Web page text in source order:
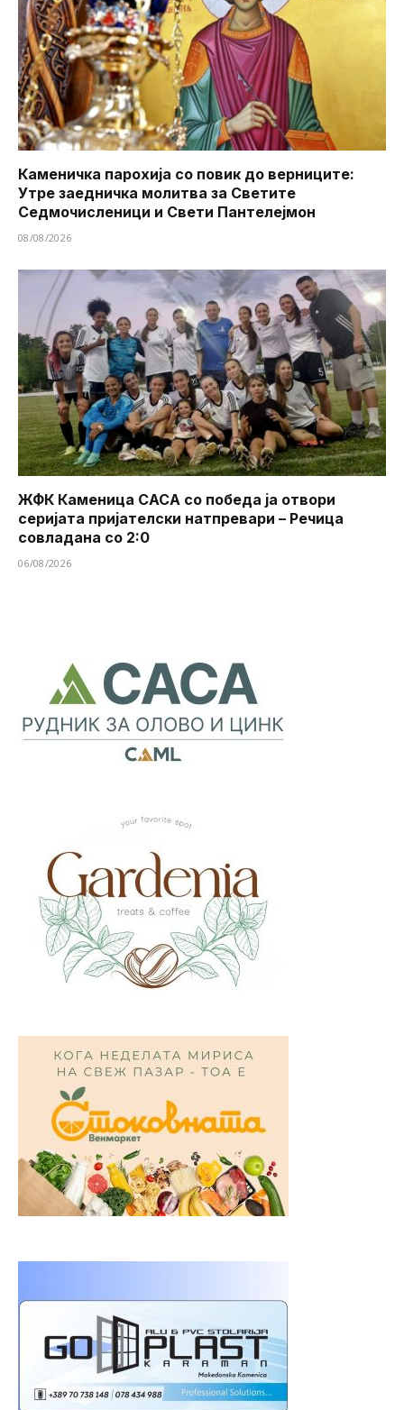
Каменичка парохија со повик до верниците:
Утре заедничка молитва за Светите
Седмочисленици и Свети Пантелејмон
08/08/2026
ЖФК Каменица САСА со победа ја отвори
серијата пријателски натпревари – Речица
совладана со 2:0
06/08/2026